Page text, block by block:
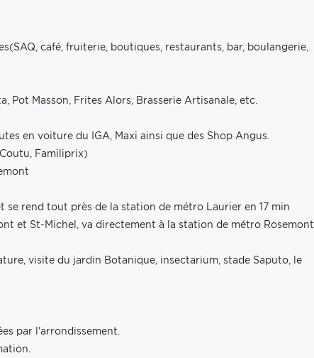
café, fruiterie, boutiques, restaurants, bar, boulangerie,
Pot Masson, Frites Alors, Brasserie Artisanale, etc.
en voiture du IGA, Maxi ainsi que des Shop Angus.
Familiprix)
rend tout près de la station de métro Laurier en 17 min
et St-Michel, va directement à la station de métro Rosemont
visite du jardin Botanique, insectarium, stade Saputo, le
par l'arrondissement.